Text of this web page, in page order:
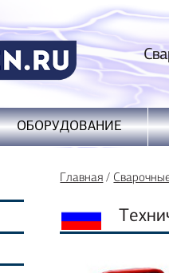
ОБОРУДОВАНИЕ
Главная /